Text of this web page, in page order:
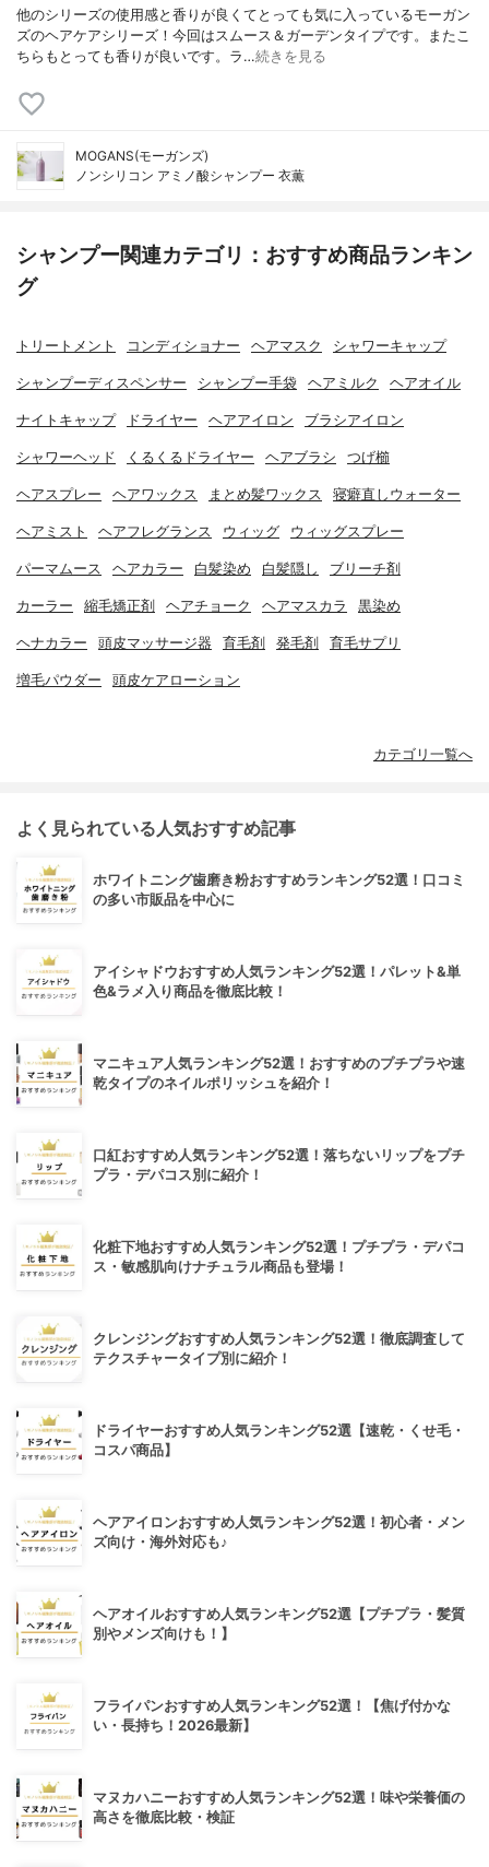
他のシリーズの使用感と香りが良くてとっても気に入っているモーガン
ズのヘアケアシリーズ！今回はスムース＆ガーデンタイプです。またこ
ちらもとっても香りが良いです。ラ…続きを見る
MOGANS(モーガンズ)
ノンシリコン アミノ酸シャンプー 衣薫
シャンプー関連カテゴリ：おすすめ商品ランキン
グ
トリートメント コンディショナー ヘアマスク シャワーキャップ
シャンプーディスペンサー シャンプー手袋 ヘアミルク ヘアオイル
ナイトキャップ ドライヤー ヘアアイロン ブラシアイロン
シャワーヘッド くるくるドライヤー ヘアブラシ つげ櫛
ヘアスプレー ヘアワックス まとめ髪ワックス 寝癖直しウォーター
ヘアミスト ヘアフレグランス ウィッグ ウィッグスプレー
パーマムース ヘアカラー 白髪染め 白髪隠し ブリーチ剤
カーラー 縮毛矯正剤 ヘアチョーク ヘアマスカラ 黒染め
ヘナカラー 頭皮マッサージ器 育毛剤 発毛剤 育毛サプリ
増毛パウダー 頭皮ケアローション
カテゴリ一覧へ
よく見られている人気おすすめ記事
ホワイトニング歯磨き粉おすすめランキング52選！口コミ
の多い市販品を中心に
アイシャドウおすすめ人気ランキング52選！パレット&単
色&ラメ入り商品を徹底比較！
マニキュア人気ランキング52選！おすすめのプチプラや速
乾タイプのネイルポリッシュを紹介！
口紅おすすめ人気ランキング52選！落ちないリップをプチ
プラ・デパコス別に紹介！
化粧下地おすすめ人気ランキング52選！プチプラ・デパコ
ス・敏感肌向けナチュラル商品も登場！
クレンジングおすすめ人気ランキング52選！徹底調査して
テクスチャータイプ別に紹介！
ドライヤーおすすめ人気ランキング52選【速乾・くせ毛・
コスパ商品】
ヘアアイロンおすすめ人気ランキング52選！初心者・メン
ズ向け・海外対応も♪
ヘアオイルおすすめ人気ランキング52選【プチプラ・髪質
別やメンズ向けも！】
フライパンおすすめ人気ランキング52選！【焦げ付かな
い・長持ち！2026最新】
マヌカハニーおすすめ人気ランキング52選！味や栄養価の
高さを徹底比較・検証